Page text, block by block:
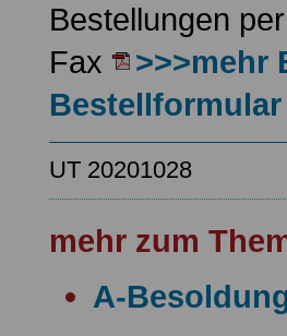
Bestellungen
Fax
>>>mehr
Bestellformular
UT 20201028
mehr zum
A-